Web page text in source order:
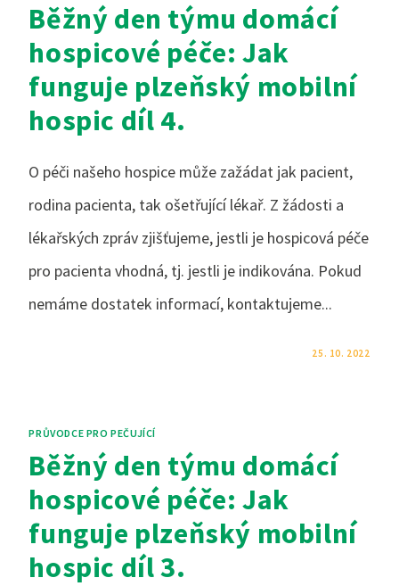
Běžný den týmu domácí
hospicové péče: Jak
funguje plzeňský mobilní
hospic díl 4.
O péči našeho hospice může zažádat jak pacient,
rodina pacienta, tak ošetřující lékař. Z žádosti a
lékařských zpráv zjišťujeme, jestli je hospicová péče
pro pacienta vhodná, tj. jestli je indikována. Pokud
nemáme dostatek informací, kontaktujeme...
25. 10. 2022
PRŮVODCE PRO PEČUJÍCÍ
Běžný den týmu domácí
hospicové péče: Jak
funguje plzeňský mobilní
hospic díl 3.